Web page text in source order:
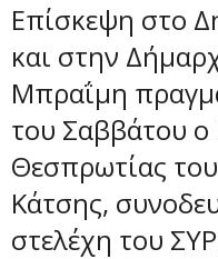
Επικοινωνία
Επίσκεψη στο
και στην
Μπραΐμη
του Σαββάτου ο
Θεσπρωτίας
Κάτσης,
στελέχη του